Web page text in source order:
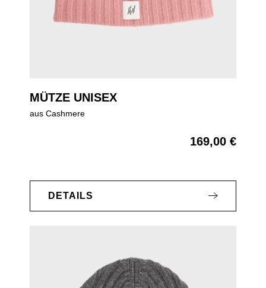
MÜTZE UNISEX
aus Cashmere
169,00 €
DETAILS